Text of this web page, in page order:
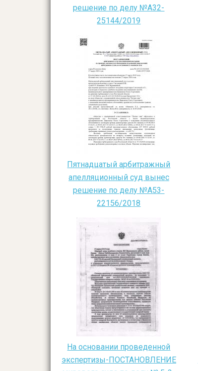
решение по делу №А32-
25144/2019
Пятнадцатый арбитражный
апелляционный суд вынес
решение по делу №А53-
22156/2018
На основании проведенной
экспертизы-ПОСТАНОВЛЕНИЕ